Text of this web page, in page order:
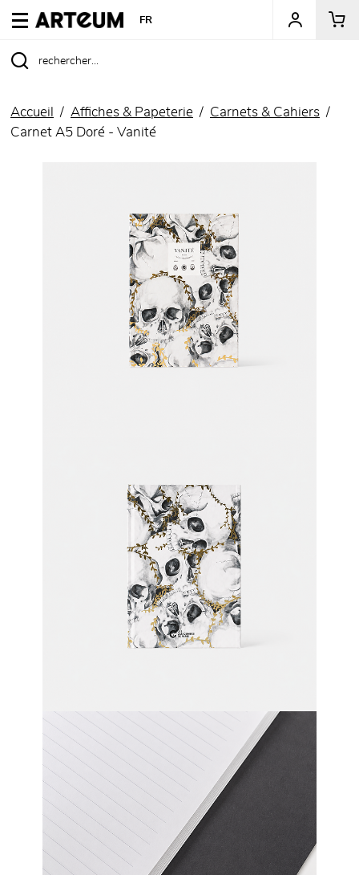
ARTEUM, la référence des boutiques de musées
FR
Accueil Affiches & Papeterie
Carnets & Cahiers
Carnet A5 Doré - Vanité